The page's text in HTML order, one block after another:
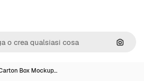
Cerca
Box Mockup…